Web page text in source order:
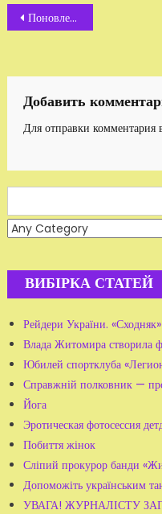
Навигация
записям
Поновлено суд над гвалтівниками і вбивцями 13 — річної школярки
Добавить
Для отправки комментария
for:
ВИБІРКА СТАТЕЙ
Рейдери України.
Влада Житомира створила
Юбилей спортклуба
Справжній полковник —
Йога
Эротическая фотосессия
Побиття жінок
Сліпий прокурор банди
Допоможіть українським
УВАГА! ЖУРНАЛІСТУ